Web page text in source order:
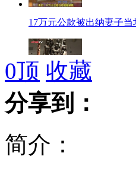
17万元公款被出纳妻子当
中国籍旅非企业家斥两千
车模改走高雅路线 车展拒
0顶 收藏
分享到：
简介：